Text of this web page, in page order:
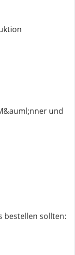
und
bestellen sollten: